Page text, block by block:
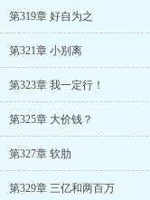
第319章 好自为之
第321章 小别离
第323章 我一定行！
第325章 大价钱？
第327章 软肋
第329章 三亿和两百万